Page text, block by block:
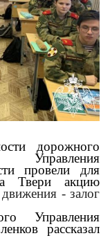
дорожного
Управления
провели для
Твери акцию
- залог
Управления
рассказал